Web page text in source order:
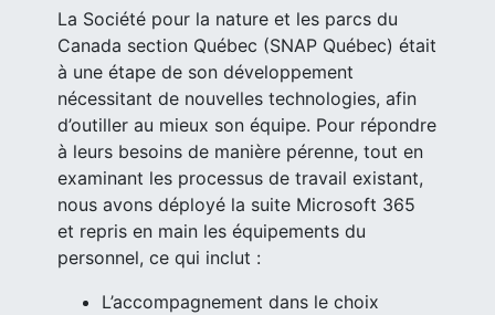
La Société pour la nature et les parcs du
Canada section Québec (SNAP Québec) était
à une étape de son développement
nécessitant de nouvelles technologies, afin
d’outiller au mieux son équipe. Pour répondre
à leurs besoins de manière pérenne, tout en
examinant les processus de travail existant,
nous avons déployé la suite Microsoft 365
et repris en main les équipements du
personnel, ce qui inclut :
L’accompagnement dans le choix